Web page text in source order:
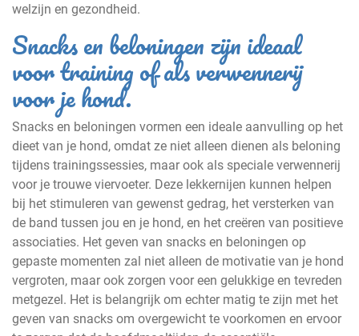
welzijn en gezondheid.
Snacks en beloningen zijn ideaal
voor training of als verwennerij
voor je hond.
Snacks en beloningen vormen een ideale aanvulling op het
dieet van je hond, omdat ze niet alleen dienen als beloning
tijdens trainingssessies, maar ook als speciale verwennerij
voor je trouwe viervoeter. Deze lekkernijen kunnen helpen
bij het stimuleren van gewenst gedrag, het versterken van
de band tussen jou en je hond, en het creëren van positieve
associaties. Het geven van snacks en beloningen op
gepaste momenten zal niet alleen de motivatie van je hond
vergroten, maar ook zorgen voor een gelukkige en tevreden
metgezel. Het is belangrijk om echter matig te zijn met het
geven van snacks om overgewicht te voorkomen en ervoor